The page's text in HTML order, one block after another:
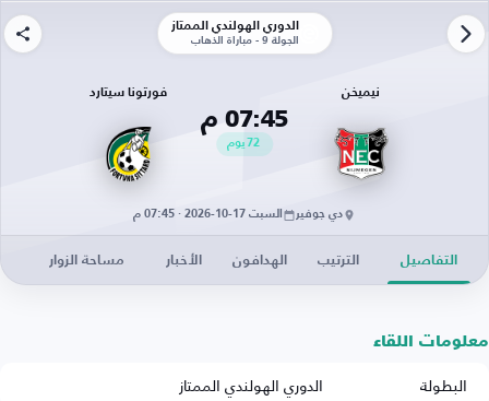
الدوري الهولندي الممتاز
الجولة 9 - مباراة الذهاب
نيميخن
07:45 م
72 يوم
فورتونا سيتارد
دي جوفير السبت 17-10-2026 · 07:45 م
التفاصيل الترتيب الهدافون الأخبار مساحة الزوار
معلومات اللقاء
البطولة
الدوري الهولندي الممتاز